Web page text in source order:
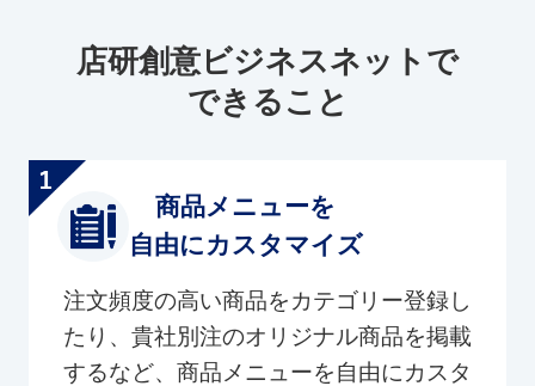
店研創意ビジネスネットで
できること
商品メニューを
自由にカスタマイズ
注文頻度の高い商品をカテゴリー登録し
たり、貴社別注のオリジナル商品を掲載
するなど、商品メニューを自由にカスタ